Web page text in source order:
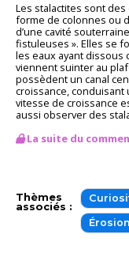
Les stalactites sont
forme de colonnes ou
d’une cavité
fistuleuses ». Elles se
les eaux ayant dissous
viennent suinter au
possèdent un canal
croissance, conduisant
vitesse de croissance
aussi observer des
La suite du
Thèmes
associés :